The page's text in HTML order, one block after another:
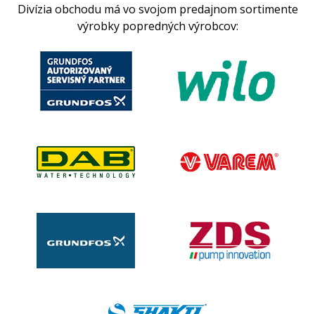
Divízia obchodu má vo svojom predajnom sortimente
výrobky popredných výrobcov: